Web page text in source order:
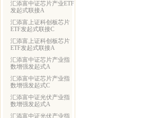
汇添富中证芯片产业ETF
发起式联接A
汇添富上证科创板芯片
ETF发起式联接C
汇添富上证科创板芯片
ETF发起式联接A
汇添富中证芯片产业指
数增强发起式A
汇添富中证芯片产业指
数增强发起式C
汇添富中证光伏产业指
数增强发起式A
汇添富中证光伏产业指